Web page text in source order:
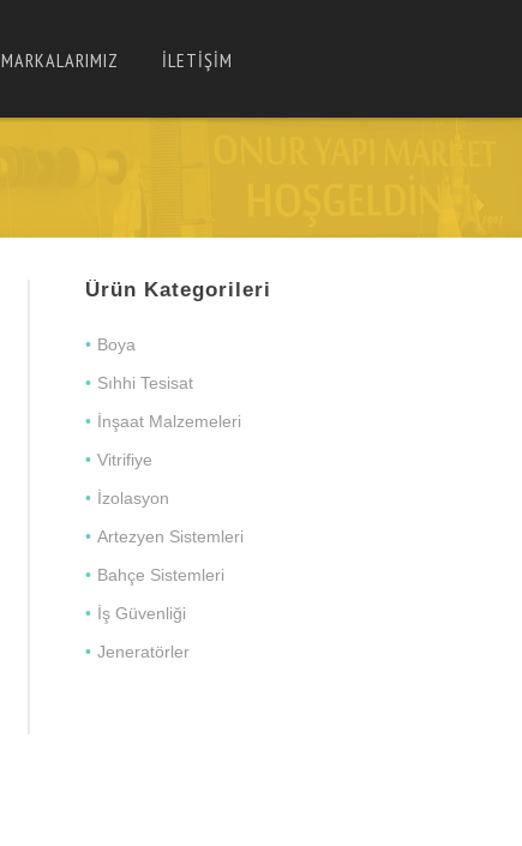
MARKALARIMIZ İLETİŞİM
Ürün Kategorileri
Boya
Sıhhi Tesisat
İnşaat Malzemeleri
Vitrifiye
İzolasyon
Artezyen Sistemleri
Bahçe Sistemleri
İş Güvenliği
Jeneratörler